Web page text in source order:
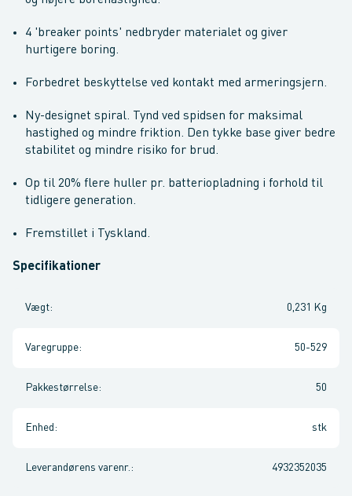
4 'breaker points' nedbryder materialet og giver
hurtigere boring.
Forbedret beskyttelse ved kontakt med armeringsjern.
Ny-designet spiral. Tynd ved spidsen for maksimal
hastighed og mindre friktion. Den tykke base giver bedre
stabilitet og mindre risiko for brud.
Op til 20% flere huller pr. batteriopladning i forhold til
tidligere generation.
Fremstillet i Tyskland.
Specifikationer
Vægt: 0,231 Kg
Varegruppe: 50-529
Pakkestørrelse: 50
Enhed : stk
Leverandørens varenr. : 4932352035